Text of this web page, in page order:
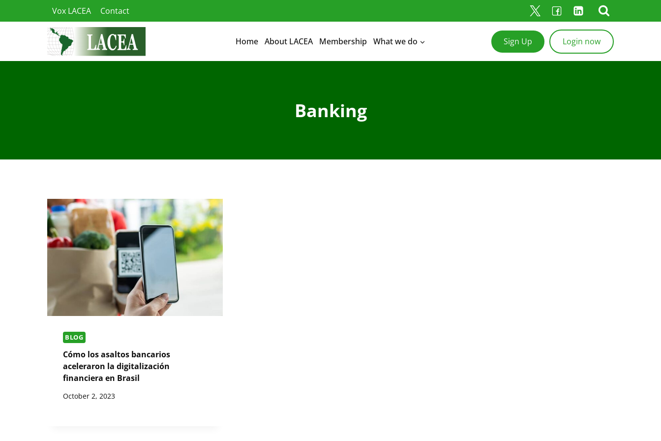
to
Vox LACEA Contact
Home About LACEA Membership What we do Sign Up Login now
Banking
BLOG
Cómo los asaltos bancarios
aceleraron la digitalización
financiera en Brasil
October 2, 2023